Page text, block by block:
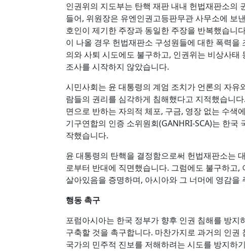
인권위의 지도부는 탄핵 재판 내내 헌법재판소의
들어, 위원장은 유엔인권고등판무관 사무소에 보
호인이 제기한 주장과 동일한 주장을 반복했습니
이 나올 경우 헌법재판소 구성원들에 대한 폭력
의와 사퇴 시도에도 불구하고, 인권위는 비상사
조사를 시작하지 않았습니다.
시민사회는 윤 대통령의 계엄 조치가 언론의 자
람들의 권리를 심각하게 침해했다고 지적했습니
면으로 반하는 자의적 체포, 구금, 영장 없는 수색
기구연합의 인증 소위원회(GANHRI-SCA)는 한국
작했습니다.
윤 대통령의 탄핵을 결정함으로써 헌법재판소는
로부터 반대에 직면했습니다. 그럼에도 불구하고
살아있음을 증명하며, 아시아와 그 너머에 영감을
행동 촉구
포럼아시아는 한국 정부가 향후 인권 침해를 방
구축할 것을 촉구합니다. 마찬가지로 과거의 인
국가의 민주적 진보를 저해하려는 시도를 방지하